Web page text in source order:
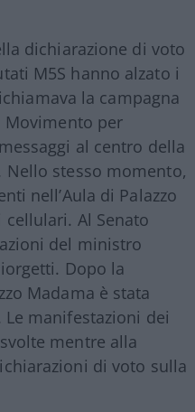
dichiarazione di voto
M5S hanno alzato i
la campagna
Movimento per
al centro della
stesso momento,
nell’Aula di Palazzo
Al Senato
del ministro
Dopo la
Madama è stata
manifestazioni dei
mentre alla
di voto sulla